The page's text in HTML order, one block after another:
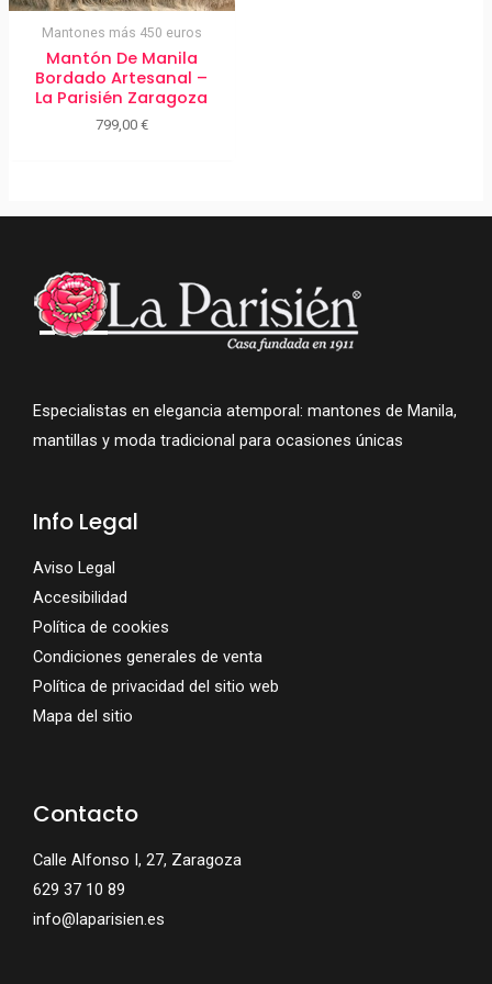
Mantones más 450 euros
Mantón De Manila
Bordado Artesanal –
La Parisién Zaragoza
799,00 €
Especialistas en elegancia atemporal: mantones de Manila,
mantillas y moda tradicional para ocasiones únicas
Info Legal
Aviso Legal
Accesibilidad
Política de cookies
Condiciones generales de venta
Política de privacidad del sitio web
Mapa del sitio
Contacto
Calle Alfonso I, 27, Zaragoza
629 37 10 89
info@laparisien.es